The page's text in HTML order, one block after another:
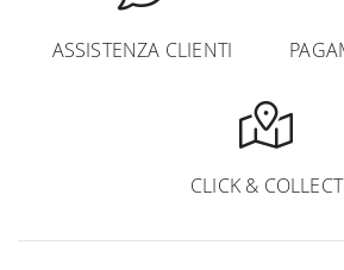
ASSISTENZA CLIENTI
CLICK & COLLECT